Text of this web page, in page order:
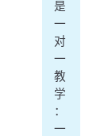
是
一
对
一
教
学
：
一